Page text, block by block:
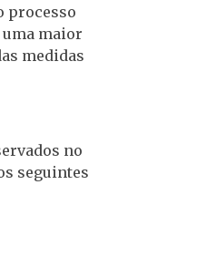
processo
maior
medidas
no
seguintes